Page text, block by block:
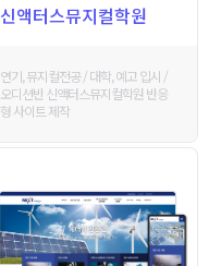
신액터스뮤지컬학원
연기, 뮤지컬전공 / 대학, 예고 입시 /
오디션반 신액터스뮤지컬학원 반응
형 사이트 제작